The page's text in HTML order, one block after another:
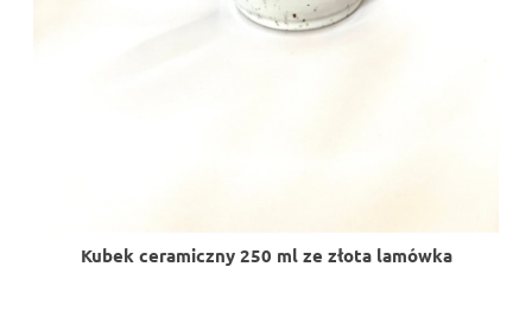
Kubek ceramiczny 250 ml ze złota lamówka